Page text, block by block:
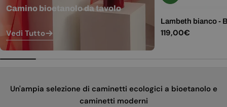
Camino bioetanolo da tavolo
Vedi Tutto
Lambeth bianco -
Prezzo
119,00€
Un'ampia selezione di caminetti ecologici a bioetanolo e
caminetti moderni